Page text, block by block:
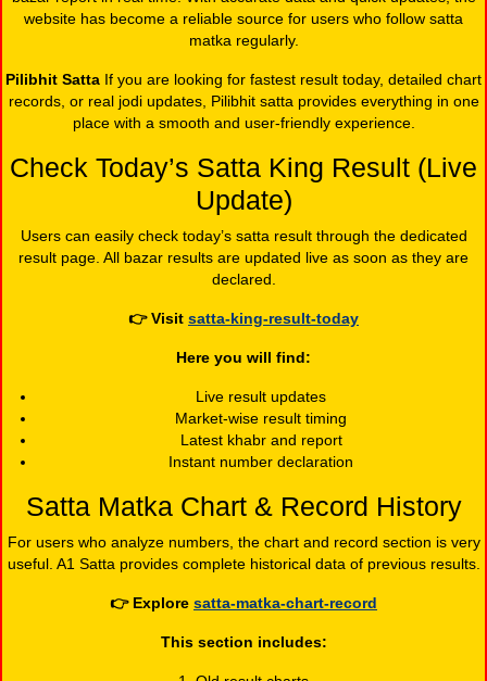
website has become a reliable source for users who follow satta
matka regularly.
Pilibhit Satta If you are looking for fastest result today, detailed chart
records, or real jodi updates, Pilibhit satta provides everything in one
place with a smooth and user-friendly experience.
Check Today’s Satta King Result (Live
Update)
Users can easily check today’s satta result through the dedicated
result page. All bazar results are updated live as soon as they are
declared.
👉Visit satta-king-result-today
Here you will find:
Live result updates
Market-wise result timing
Latest khabr and report
Instant number declaration
Satta Matka Chart & Record History
For users who analyze numbers, the chart and record section is very
useful. A1 Satta provides complete historical data of previous results.
👉 Explore satta-matka-chart-record
This section includes: